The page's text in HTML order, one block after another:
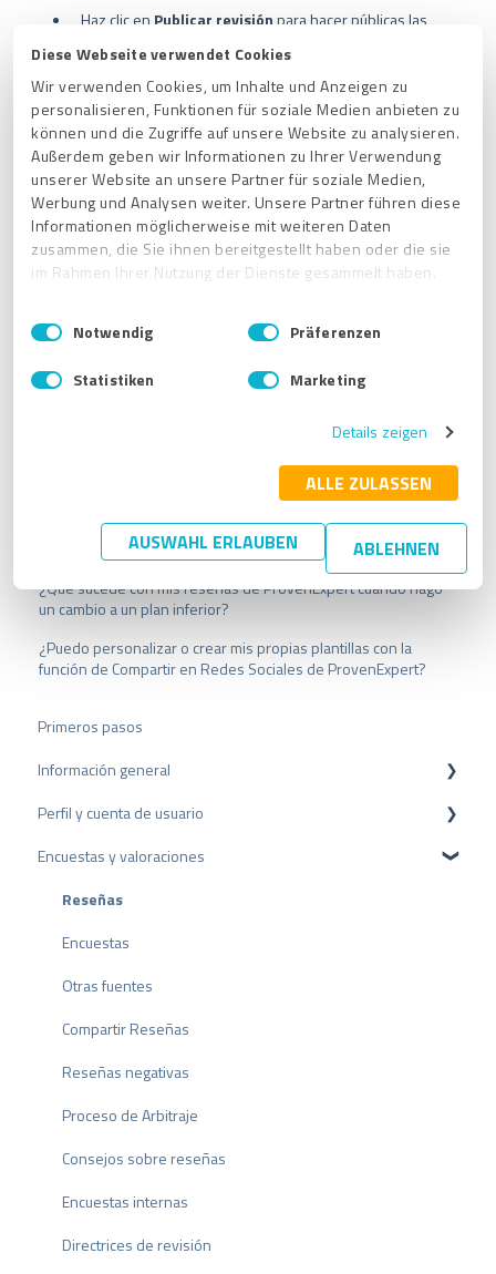
Diese Webseite verwendet Cookies
Wir verwenden Cookies, um Inhalte und Anzeigen zu
personalisieren, Funktionen für soziale Medien anbieten zu
können und die Zugriffe auf unsere Website zu analysieren.
Außerdem geben wir Informationen zu Ihrer Verwendung
unserer Website an unsere Partner für soziale Medien,
Werbung und Analysen weiter. Unsere Partner führen diese
Informationen möglicherweise mit weiteren Daten
zusammen, die Sie ihnen bereitgestellt haben oder die sie
im Rahmen Ihrer Nutzung der Dienste gesammelt haben.
Impressum
Datenschutzbestimmungen
E
i
w
h
Notwendig Präferenzen
Statistiken Marketing
Details zeigen
ALLE ZULASSEN
AUSWAHL ERLAUBEN ABLEHNEN
Haz clic en Publicar revisiónpara hacer públicas las
Uno de mis clientes no encuentra el correo electrónico de
¿Se publicarán todas mis valoraciones de ProvenExpert?
¿Qué sucede con mis reseñas de ProvenExpert cuando hago
un cambio a un plan inferior?
¿Puedo personalizar o crear mis propias plantillas con la
función de Compartir en Redes Sociales de ProvenExpert?
Primeros pasos
Información general
Protección de datos
Paquetes y precios
API
Perfil y cuenta de usuario
Configuración del perfil
Cuenta de usuario
Facturación
Encuestas y valoraciones
Reseñas
Encuestas
Otras fuentes
Compartir Reseñas
Reseñas negativas
Proceso de Arbitraje
Consejos sobre reseñas
Encuestas internas
Directrices de revisión